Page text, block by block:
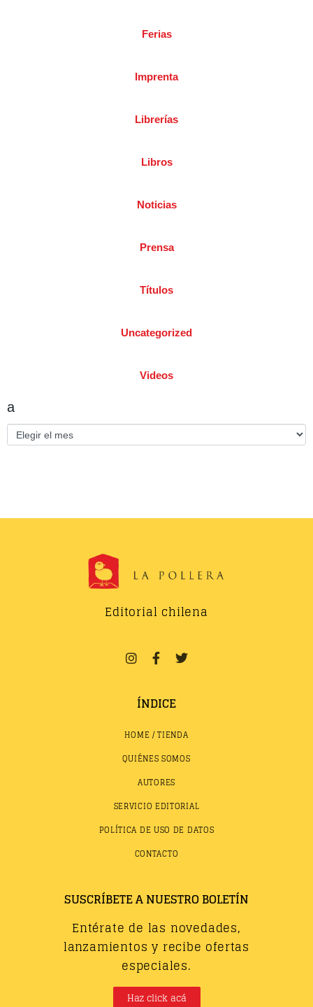
Ferias
Imprenta
Librerías
Libros
Noticias
Prensa
Títulos
Uncategorized
Videos
a
Editorial chilena
ÍNDICE
HOME / TIENDA
QUIÉNES SOMOS
AUTORES
SERVICIO EDITORIAL
POLÍTICA DE USO DE DATOS
CONTACTO
SUSCRÍBETE A NUESTRO BOLETÍN
Entérate de las novedades,
lanzamientos y recibe ofertas
especiales.
Haz click acá